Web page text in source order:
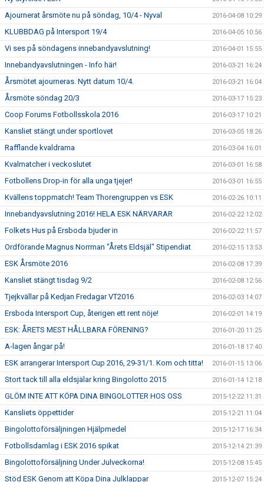
Ajournerat årsmöte nu på söndag, 10/4 - Nyval 2016-04-08 10:29
KLUBBDAG på Intersport 19/4 2016-04-05 10:56
Vi ses på söndagens innebandyavslutning! 2016-04-01 15:55
Innebandyavslutningen - Info här! 2016-03-21 16:24
Årsmötet ajourneras. Nytt datum 10/4. 2016-03-21 16:04
Årsmöte söndag 20/3 2016-03-17 15:23
Coop Forums Fotbollsskola 2016 2016-03-17 10:21
Kansliet stängt under sportlovet 2016-03-05 18:26
Rafflande kvaldrama 2016-03-04 16:01
Kvalmatcher i veckoslutet 2016-03-01 16:58
Fotbollens Drop-in för alla unga tjejer! 2016-03-01 16:55
Kvällens toppmatch! Team Thorengruppen vs ESK 2016-02-26 10:11
Innebandyavslutning 2016! HELA ESK NÄRVARAR 2016-02-22 12:02
Folkets Hus på Ersboda bjuder in 2016-02-22 11:57
Ordförande Magnus Norrman "Årets Eldsjäl" Stipendiat 2016-02-15 13:53
ESK Årsmöte 2016 2016-02-08 17:39
Kansliet stängt tisdag 9/2 2016-02-08 12:56
Tjejkvällar på Kedjan Fredagar VT2016 2016-02-03 14:07
Ersboda Intersport Cup, återigen ett rent nöje! 2016-02-01 14:19
ESK: ÅRETS MEST HÅLLBARA FÖRENING? 2016-01-20 11:25
A-lagen ångar på! 2016-01-18 17:40
ESK arrangerar Intersport Cup 2016, 29-31/1. Kom och titta! 2016-01-15 13:06
Stort tack till alla eldsjälar kring Bingolotto 2015 2016-01-14 12:18
GLÖM INTE ATT KÖPA DINA BINGOLOTTER HOS OSS 2015-12-22 11:31
Kansliets öppettider 2015-12-21 11:04
Bingolottoförsäljningen Hjälpmedel 2015-12-17 16:34
Fotbollsdamlag i ESK 2016 spikat 2015-12-14 21:39
Bingolottoförsäljning Under Julveckorna! 2015-12-08 15:45
Stöd ESK Genom att Köpa Dina Julklappar 2015-12-07 15:24